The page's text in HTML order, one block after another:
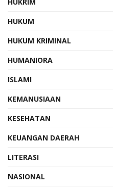
HUKUM
HUKUM KRIMINAL
HUMANIORA
ISLAMI
KEMANUSIAAN
KESEHATAN
KEUANGAN DAERAH
LITERASI
NASIONAL